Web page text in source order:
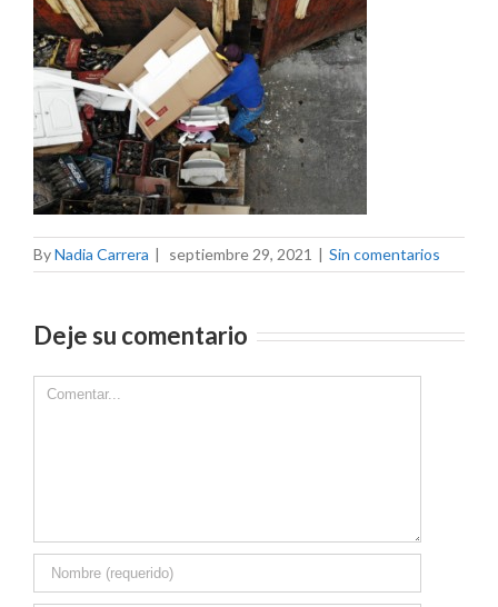
ByNadia Carrera | septiembre 29, 2021 | Sin comentarios
Deje su comentario
Comment